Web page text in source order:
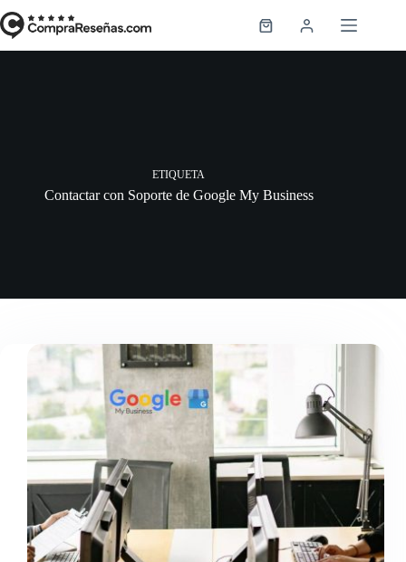
al
contenido
Carro
de
ETIQUETA
Contactar con Soporte de Google My Business